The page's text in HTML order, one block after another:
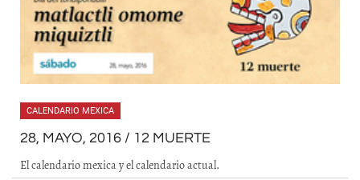
CALENDARIO MEXICA
28, MAYO, 2016 / 12 MUERTE
El calendario mexica y el calendario actual.